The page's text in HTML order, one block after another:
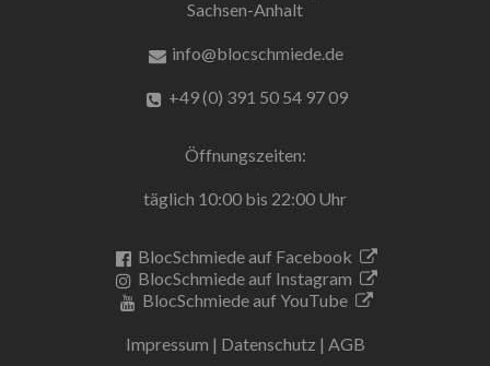
Sachsen-Anhalt
info@blocschmiede.de
+49 (0) 391 50 54 97 09
Öffnungszeiten:
täglich 10:00 bis 22:00 Uhr
BlocSchmiede auf Facebook
BlocSchmiede auf Instagram
BlocSchmiede auf YouTube
Impressum | Datenschutz | AGB